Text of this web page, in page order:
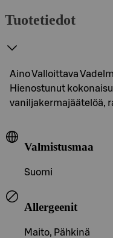
Tuotetiedot
Aino Valloittava
Hienostunut
vaniljakermajäätelöä,
Valmistusmaa
Suomi
Allergeenit
Maito, Pähkinä